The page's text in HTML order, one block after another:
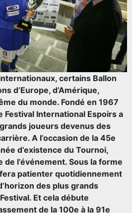
certains Ballon
d’Europe, d’Amérique,
du monde. Fondé en 1967
Festival International Espoirs a
joueurs devenus des
A l’occasion de la 45e
d’existence du Tournoi,
de l’événement. Sous la forme
patienter quotidiennement
des plus grands
Et cela débute
de la 100e à la 91e